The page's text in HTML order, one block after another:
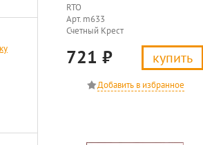
RTO
Арт. m633
Счетный Крест
721 ₽ купить